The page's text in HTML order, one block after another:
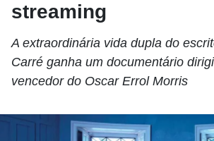
streaming
A extraordinária vida dupla do
Carré ganha um documentário
vencedor do Oscar Errol Morris